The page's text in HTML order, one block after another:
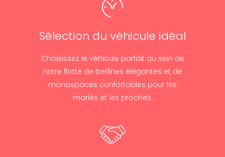
Sélection du véhicule idéal
Choisissez le véhicule parfait au sein de
notre flotte de berlines élégantes et de
monospaces confortables pour les
mariés et les proches.